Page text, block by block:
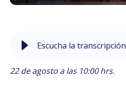
Escucha la transcripción
22 de agosto a las 10:00 hrs.